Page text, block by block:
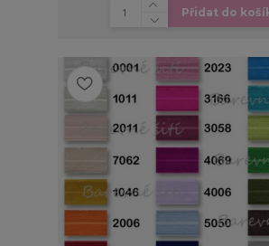
Přidat do